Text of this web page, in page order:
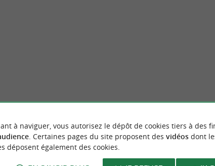
à naviguer, vous autorisez le dépôt de cookies tiers à des
. Certaines pages du site proposent des vidéosdont
déposent également des cookies.